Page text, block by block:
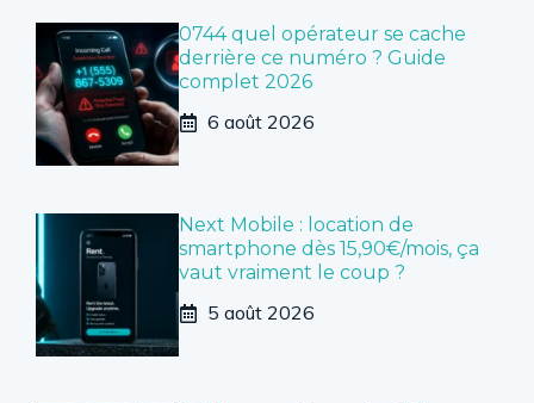
0744 quel opérateur se cache
derrière ce numéro ? Guide
complet 2026
6 août 2026
Next Mobile : location de
smartphone dès 15,90€/mois, ça
vaut vraiment le coup ?
5 août 2026